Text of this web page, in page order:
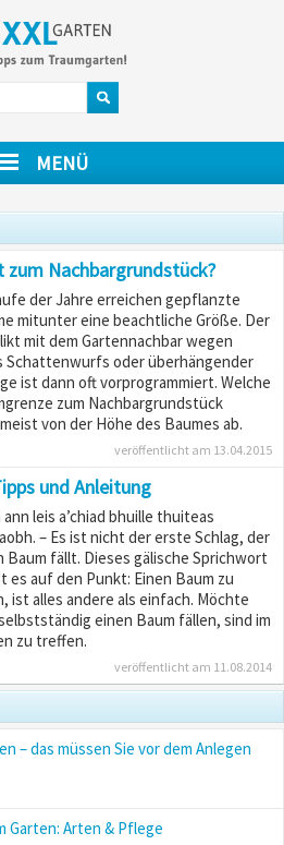
MENÜ
Nachbargrundstück?
der Jahre erreichen gepflanzte
mitunter eine beachtliche Größe. Der
mit dem Gartennachbar wegen
Schattenwurfs oder überhängender
ist dann oft vorprogrammiert. Welche
zum Nachbargrundstück
von der Höhe des Baumes ab.
veröffentlicht am 13.04.2015
und Anleitung
ann leis a’chiad bhuille thuiteas
– Es ist nicht der erste Schlag, der
Baum fällt. Dieses gälische Sprichwort
es auf den Punkt: Einen Baum zu
ist alles andere als einfach. Möchte
einen Baum fällen, sind im
zu treffen.
veröffentlicht am 11.08.2014
– das müssen Sie vor dem Anlegen
Garten: Arten & Pflege